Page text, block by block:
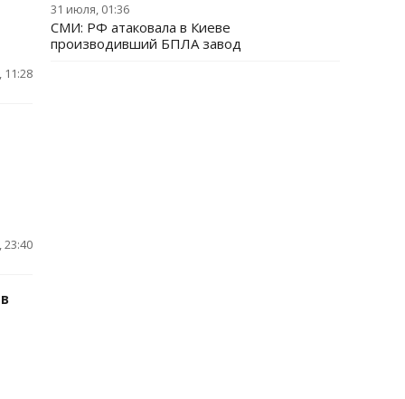
11:28
23:40
31 июля, 01:36
СМИ: РФ атаковала в Киеве
производивший БПЛА завод